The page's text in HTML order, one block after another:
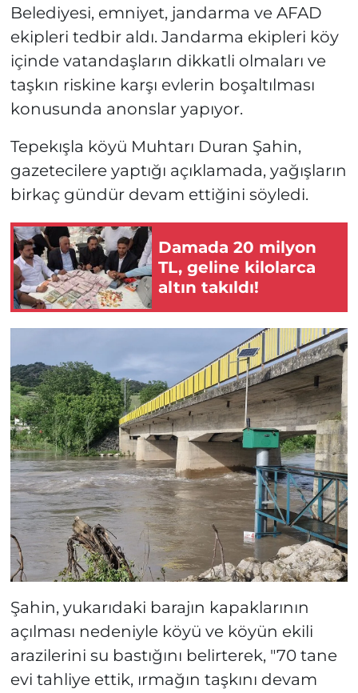
Belediyesi, emniyet, jandarma ve AFAD
ekipleri tedbir aldı. Jandarma ekipleri köy
içinde vatandaşların dikkatli olmaları ve
taşkın riskine karşı evlerin boşaltılması
konusunda anonslar yapıyor.
Tepekışla köyü Muhtarı Duran Şahin,
gazetecilere yaptığı açıklamada, yağışların
birkaç gündür devam ettiğini söyledi.
Damada 20 milyon
TL, geline kilolarca
altın takıldı!
Şahin, yukarıdaki barajın kapaklarının
açılması nedeniyle köyü ve köyün ekili
arazilerini su bastığını belirterek, "70 tane
evi tahliye ettik, ırmağın taşkını devam